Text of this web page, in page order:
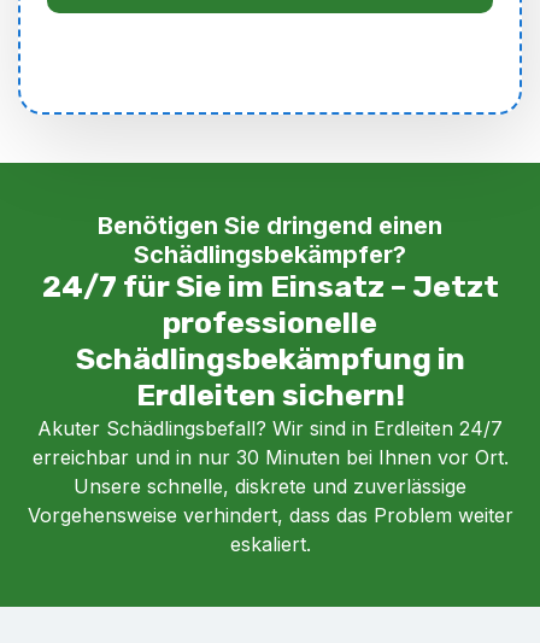
Benötigen Sie dringend einen
Schädlingsbekämpfer?
24/7 für Sie im Einsatz – Jetzt
professionelle
Schädlingsbekämpfung in
Erdleiten sichern!
Akuter Schädlingsbefall? Wir sind in Erdleiten 24/7
erreichbar und in nur 30 Minuten bei Ihnen vor Ort.
Unsere schnelle, diskrete und zuverlässige
Vorgehensweise verhindert, dass das Problem weiter
eskaliert.